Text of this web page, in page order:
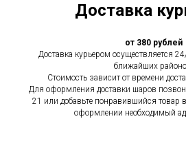
Доставка
от 380 рублей
Доставка курьером осуществляется
ближайших
Стоимость зависит от времени
Для оформления доставки шаров
21 или добавьте понравившийся товар
оформлении необходимый